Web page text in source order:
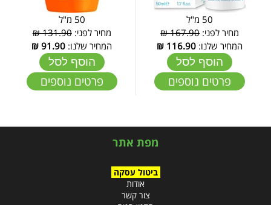
50 מ"ל
מחיר לפני:167.90 ₪
המחיר שלנו: 116.90
₪
הוסף לסל
פרטים נוספים
50 מ"ל
מחיר לפני:131.90 ₪
המחיר שלנו: 91.90
₪
הוסף לסל
פרטים נוספים
מפת אתר
ביטול עסקה
אודות
צור קשר